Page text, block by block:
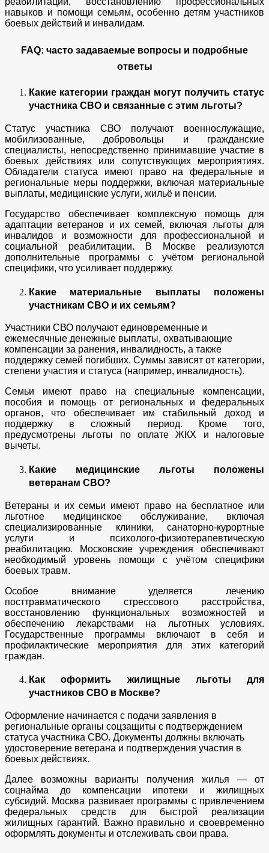
навыков и помощи семьям, особенно детям участников
боевых действий и инвалидам.
FAQ: часто задаваемые вопросы и подробные
ответы
Какие категории граждан могут получить статус
участника СВО и связанные с этим льготы?
Статус участника СВО получают военнослужащие,
мобилизованные, добровольцы и гражданские
специалисты, непосредственно принимавшие участие в
боевых действиях или сопутствующих мероприятиях.
Обладатели статуса имеют право на федеральные и
региональные меры поддержки, включая материальные
выплаты, медицинские услуги, жильё и пенсии.
Государство обеспечивает комплексную помощь для
адаптации ветеранов и их семей, включая льготы для
инвалидов и возможности для профессиональной и
социальной реабилитации. В Москве реализуются
дополнительные программы с учётом региональной
специфики, что усиливает поддержку.
Какие материальные выплаты положены
участникам СВО и их семьям?
Участники СВО получают единовременные и
ежемесячные денежные выплаты, охватывающие
компенсации за ранения, инвалидность, а также
поддержку семей погибших. Суммы зависят от категории,
степени участия и статуса (например, инвалидность).
Семьи имеют право на специальные компенсации,
пособия и помощь от региональных и федеральных
органов, что обеспечивает им стабильный доход и
поддержку в сложный период. Кроме того,
предусмотрены льготы по оплате ЖКХ и налоговые
вычеты.
Какие медицинские льготы положены
ветеранам СВО?
Ветераны и их семьи имеют право на бесплатное или
льготное медицинское обслуживание, включая
специализированные клиники, санаторно-курортные
услуги и психолого-физиотерапевтическую
реабилитацию. Московские учреждения обеспечивают
необходимый уровень помощи с учётом специфики
боевых травм.
Особое внимание уделяется лечению
посттравматического стрессового расстройства,
восстановлению функциональных возможностей и
обеспечению лекарствами на льготных условиях.
Государственные программы включают в себя и
профилактические мероприятия для этих категорий
граждан.
Как оформить жилищные льготы для
участников СВО в Москве?
Оформление начинается с подачи заявления в
региональные органы соцзащиты с подтверждением
статуса участника СВО. Документы должны включать
удостоверение ветерана и подтверждения участия в
боевых действиях.
Далее возможны варианты получения жилья — от
соцнайма до компенсации ипотеки и жилищных
субсидий. Москва развивает программы с привлечением
федеральных средств для быстрой реализации
жилищных гарантий. Важно правильно и своевременно
оформлять документы и отслеживать свои права.